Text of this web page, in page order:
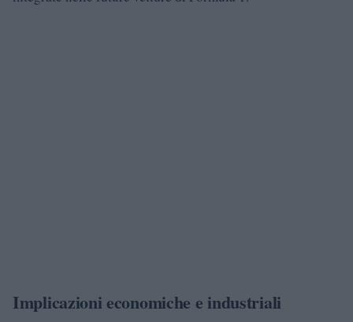
Implicazioni economiche e industriali